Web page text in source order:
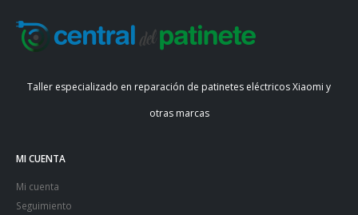
Taller especializado en reparación de patinetes eléctricos Xiaomi y
otras marcas
MI CUENTA
Mi cuenta
Seguimiento